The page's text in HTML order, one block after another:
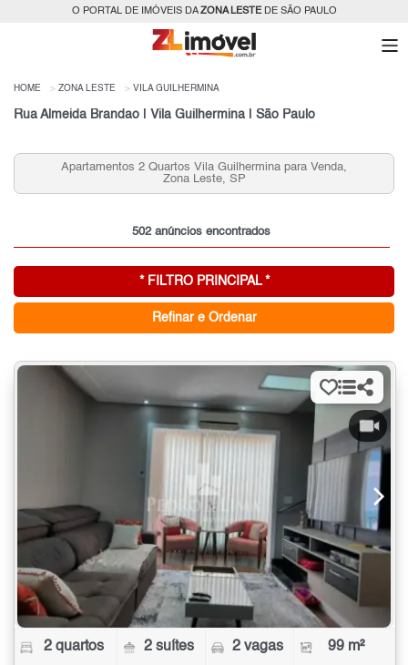
O PORTAL DE IMÓVEIS DAZONA LESTEDE SÃO PAULO
HOME ZONA LESTE VILA GUILHERMINA
Rua Almeida Brandao | Vila Guilhermina | São Paulo
Apartamentos 2 Quartos Vila Guilhermina para Venda,
Zona Leste, SP
502 anúncios encontrados
* FILTRO PRINCIPAL *
Refinar e Ordenar
2 quartos 2 suítes 2 vagas 99 m²